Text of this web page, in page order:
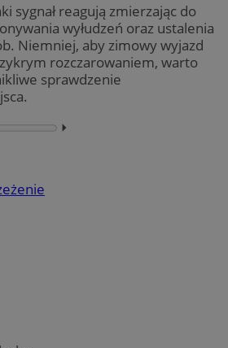
sygnał reagują zmierzając do
wyłudzeń oraz ustalenia
Niemniej, aby zimowy wyjazd
rozczarowaniem, warto
sprawdzenie
⏵︎